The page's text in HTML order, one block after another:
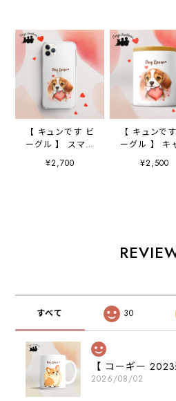
【 キュンです ビ
ーグル 】 スマホ
ケース クリアソ
フトケース 犬
¥2,700
【 キュンで
ーグル 】 キ
スター 保存
器 お家用
¥2,500
すべて 30
2026/08/02